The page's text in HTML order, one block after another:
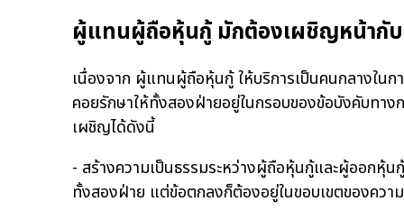
ผู้แทนผู้ถือหุ้นกู้ มักต้องเผชิญหน้ากับ
เนื่องจาก ผู้แทนผู้ถือหุ้นกู้ ให้บริการเป็นคนกลางใ
คอยรักษาให้ทั้งสองฝ่ายอยู่ในกรอบของข้อบังคับทา
เผชิญได้ดังนี้
- สร้างความเป็นธรรมระหว่างผู้ถือหุ้นกู้และผู้ออกหุ้
ทั้งสองฝ่าย แต่ข้อตกลงก็ต้องอยู่ในขอบเขตของคว